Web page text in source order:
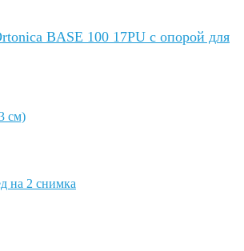
BASE 100 17PU с опорой для